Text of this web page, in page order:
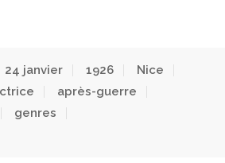
24 janvier 1926
Nice
après-guerre
genres